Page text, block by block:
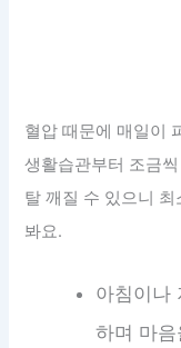
혈압 때문에 매일이
생활습관부터 조금
탈 깨질 수 있으니
봐요.
아침이나
하며 마